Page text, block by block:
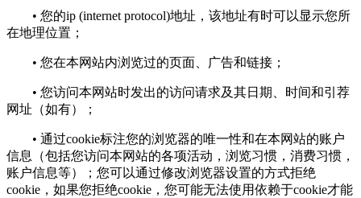
• 您的ip (internet protocol)地址，该地址有时可以显示您所
在地理位置；
• 您在本网站内浏览过的页面、广告和链接；
• 您访问本网站时发出的访问请求及其日期、时间和引荐
网址（如有）；
• 通过cookie标注您的浏览器的唯一性和在本网站的账户
信息（包括您访问本网站的各项活动，浏览习惯，消费习惯，
账户信息等）；您可以通过修改浏览器设置的方式拒绝
cookie，如果您拒绝cookie，您可能无法使用依赖于cookie才能